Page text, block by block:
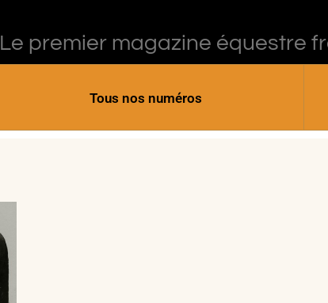
Le premier magazine équestre
Tous nos numéros